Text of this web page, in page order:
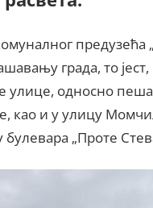
града, то
улице, односно
као и у улицу
„Проте